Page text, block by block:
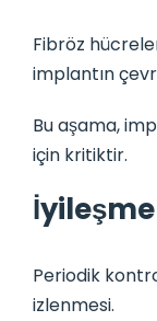
Fibröz
implantın
Bu aşama,
için kritiktir.
Periodik
izlenmesi.